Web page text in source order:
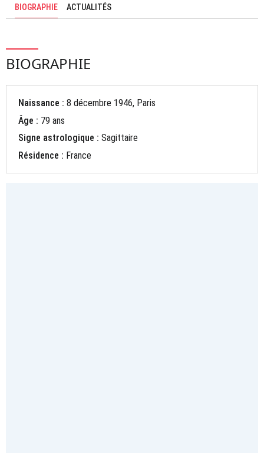
BIOGRAPHIE ACTUALITÉS
BIOGRAPHIE
Naissance :8 décembre 1946, Paris
Âge : 79 ans
Signe astrologique :Sagittaire
Résidence : France